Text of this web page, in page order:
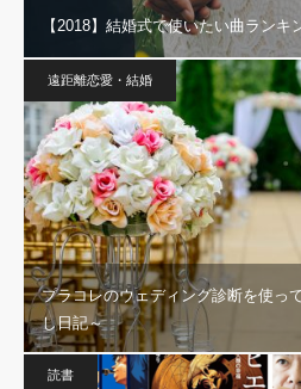
【2018】結婚式で使いたい曲ラン
遠距離恋愛・結婚
プラコレのウェディング診断を使っ
し日記～
読書